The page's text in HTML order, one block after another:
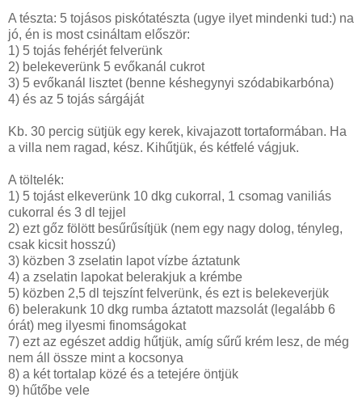
A tészta: 5 tojásos piskótatészta (ugye ilyet mindenki tud:) na
jó, én is most csináltam először:
1) 5 tojás fehérjét felverünk
2) belekeverünk 5 evőkanál cukrot
3) 5 evőkanál lisztet (benne késhegynyi szódabikarbóna)
4) és az 5 tojás sárgáját
Kb. 30 percig sütjük egy kerek, kivajazott tortaformában. Ha
a villa nem ragad, kész. Kihűtjük, és kétfelé vágjuk.
A töltelék:
1) 5 tojást elkeverünk 10 dkg cukorral, 1 csomag vaniliás
cukorral és 3 dl tejjel
2) ezt gőz fölött besűrűsítjük (nem egy nagy dolog, tényleg,
csak kicsit hosszú)
3) közben 3 zselatin lapot vízbe áztatunk
4) a zselatin lapokat belerakjuk a krémbe
5) közben 2,5 dl tejszínt felverünk, és ezt is belekeverjük
6) belerakunk 10 dkg rumba áztatott mazsolát (legalább 6
órát) meg ilyesmi finomságokat
7) ezt az egészet addig hűtjük, amíg sűrű krém lesz, de még
nem áll össze mint a kocsonya
8) a két tortalap közé és a tetejére öntjük
9) hűtőbe vele